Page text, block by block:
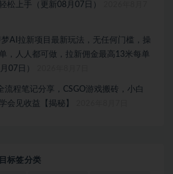
松上手（更新08月07日）
AI拉新项目最新玩法，无任何门槛，操
，人人都可做，拉新佣金最高13米每单
07日）
流程笔记分享，CSGO游戏搬砖，小白
会见收益【揭秘】
标签分类